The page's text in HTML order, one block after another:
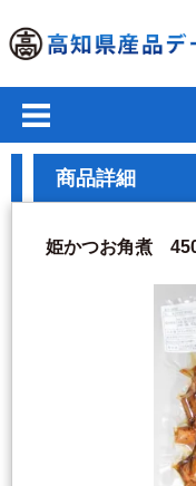
商品詳細
姫かつお角煮